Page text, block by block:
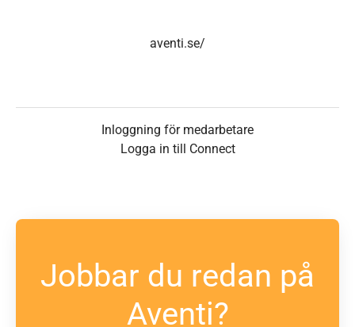
aventi.se/
Inloggning för medarbetare
Logga in till Connect
Jobbar du redan på
Aventi?